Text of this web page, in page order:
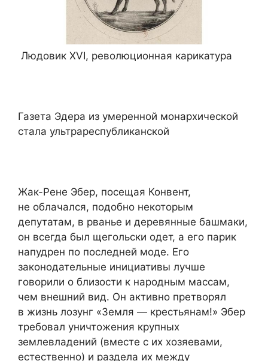
Людовик XVI, революционная карикатура
Газета Эдера из умеренной монархической
стала ультрареспубликанской
Жак-Рене Эбер, посещая Конвент,
не облачался, подобно некоторым
депутатам, в рванье и деревянные башмаки,
он всегда был щегольски одет, а его парик
напудрен по последней моде. Его
законодательные инициативы лучше
говорили о близости к народным массам,
чем внешний вид. Он активно претворял
в жизнь лозунг «Земля — крестьянам!» Эбер
требовал уничтожения крупных
землевладений (вместе с их хозяевами,
естественно) и раздела их между